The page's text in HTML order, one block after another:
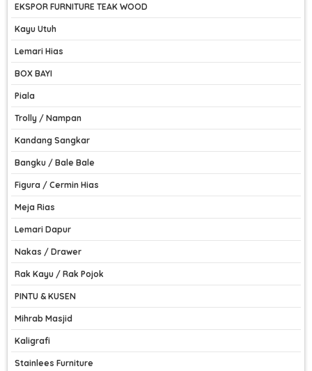
EKSPOR FURNITURE TEAK WOOD
Kayu Utuh
Lemari Hias
BOX BAYI
Piala
Trolly / Nampan
Kandang Sangkar
Bangku / Bale Bale
Figura / Cermin Hias
Meja Rias
Lemari Dapur
Nakas / Drawer
Rak Kayu / Rak Pojok
PINTU & KUSEN
Mihrab Masjid
Kaligrafi
Stainlees Furniture